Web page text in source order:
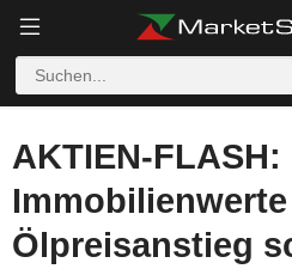
AKTIEN-FLASH:
Ölpreisanstieg